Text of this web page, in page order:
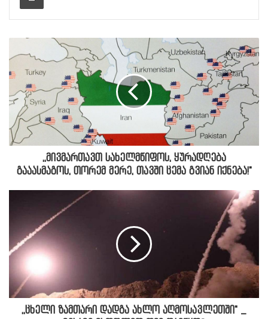
,,მივმართავთ სახელმწიფოს, ყურადღება
გააასმაგოს, თორემ მერე, თავში ცემა გვიან იქნება!"
,,ცხელი ზამთარი დადგა ახლო აღმოსავლეთში" _